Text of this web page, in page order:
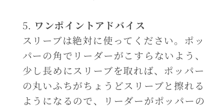
ワンポイントアドバイス
スリーブは絶対に使ってください。ポッ
パーの角でリーダーがこすらないよう、
少し長めにスリーブを取れば、ポッパー
の丸いふちがちょうどスリーブと擦れる
ようになるので、リーダーがポッパーの